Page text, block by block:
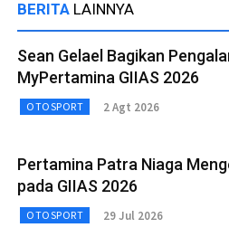
BERITA LAINNYA
Sean Gelael Bagikan
MyPertamina GIIAS 2026
OTOSPORT 2 Agt 2026
Pertamina Patra Niaga
pada GIIAS 2026
OTOSPORT 29 Jul 2026